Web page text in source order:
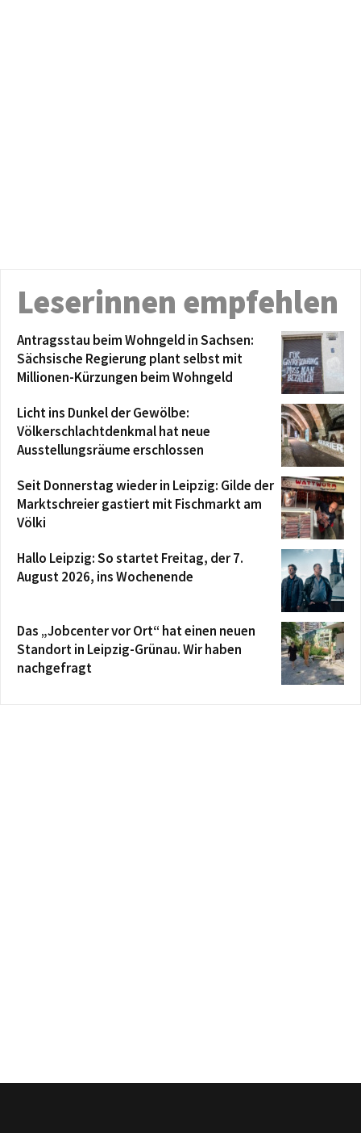
Leserinnen empfehlen
Antragsstau beim Wohngeld in Sachsen:
Sächsische Regierung plant selbst mit
Millionen-Kürzungen beim Wohngeld
Licht ins Dunkel der Gewölbe:
Völkerschlachtdenkmal hat neue
Ausstellungsräume erschlossen
Seit Donnerstag wieder in Leipzig: Gilde der
Marktschreier gastiert mit Fischmarkt am
Völki
Hallo Leipzig: So startet Freitag, der 7.
August 2026, ins Wochenende
Das „Jobcenter vor Ort“ hat einen neuen
Standort in Leipzig-Grünau. Wir haben
nachgefragt